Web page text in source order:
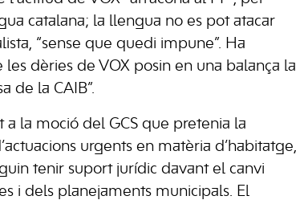
catalana; la llengua no es pot atacar
“sense que quedi impune”. Ha
dèries de VOX posin en una balança la
de la CAIB”.
la moció del GCS que pretenia la
urgents en matèria d’habitatge,
tenir suport jurídic davant el canvi
i dels planejaments municipals. El